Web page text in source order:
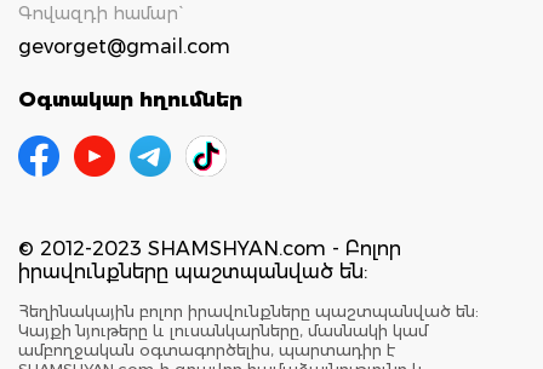
Գովազդի համար`
gevorget@gmail.com
Օգտակար հղումներ
© 2012-2023 SHAMSHYAN.com - Բոլոր
իրավունքները պաշտպանված են:
Հեղինակային բոլոր իրավունքները պաշտպանված են:
Կայքի նյութերը և լուսանկարները, մասնակի կամ
ամբողջական օգտագործելիս, պարտադիր է